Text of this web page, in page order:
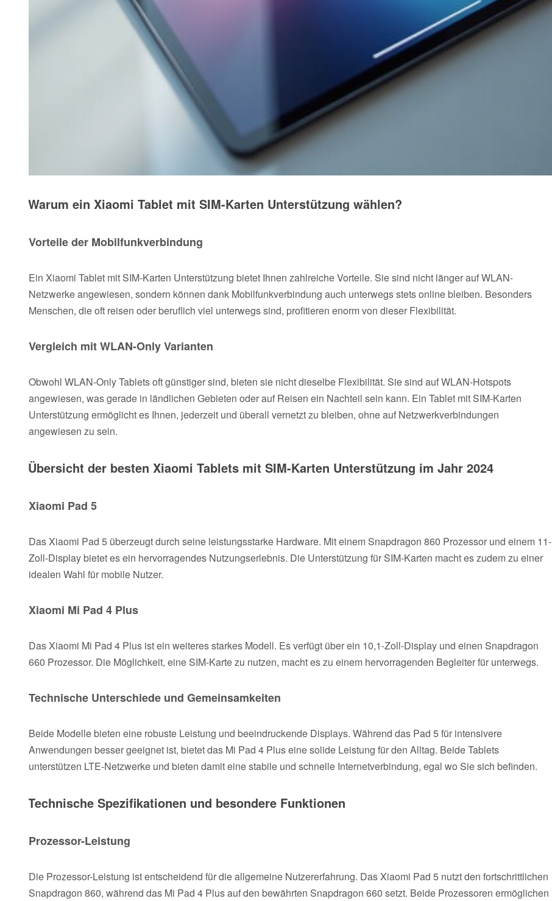
Warum ein Xiaomi Tablet mit SIM-Karten Unterstützung wählen?
Vorteile der Mobilfunkverbindung
Ein Xiaomi Tablet mit SIM-Karten Unterstützung bietet Ihnen zahlreiche Vorteile. Sie sind nicht länger auf WLAN-
Netzwerke angewiesen, sondern können dank Mobilfunkverbindung auch unterwegs stets online bleiben. Besonders
Menschen, die oft reisen oder beruflich viel unterwegs sind, profitieren enorm von dieser Flexibilität.
Vergleich mit WLAN-Only Varianten
Obwohl WLAN-Only Tablets oft günstiger sind, bieten sie nicht dieselbe Flexibilität. Sie sind auf WLAN-Hotspots
angewiesen, was gerade in ländlichen Gebieten oder auf Reisen ein Nachteil sein kann. Ein Tablet mit SIM-Karten
Unterstützung ermöglicht es Ihnen, jederzeit und überall vernetzt zu bleiben, ohne auf Netzwerkverbindungen
angewiesen zu sein.
Übersicht der besten Xiaomi Tablets mit SIM-Karten Unterstützung im Jahr 2024
Xiaomi Pad 5
Das Xiaomi Pad 5 überzeugt durch seine leistungsstarke Hardware. Mit einem Snapdragon 860 Prozessor und einem 11-
Zoll-Display bietet es ein hervorragendes Nutzungserlebnis. Die Unterstützung für SIM-Karten macht es zudem zu einer
idealen Wahl für mobile Nutzer.
Xiaomi Mi Pad 4 Plus
Das Xiaomi Mi Pad 4 Plus ist ein weiteres starkes Modell. Es verfügt über ein 10,1-Zoll-Display und einen Snapdragon
660 Prozessor. Die Möglichkeit, eine SIM-Karte zu nutzen, macht es zu einem hervorragenden Begleiter für unterwegs.
Technische Unterschiede und Gemeinsamkeiten
Beide Modelle bieten eine robuste Leistung und beeindruckende Displays. Während das Pad 5 für intensivere
Anwendungen besser geeignet ist, bietet das Mi Pad 4 Plus eine solide Leistung für den Alltag. Beide Tablets
unterstützen LTE-Netzwerke und bieten damit eine stabile und schnelle Internetverbindung, egal wo Sie sich befinden.
Technische Spezifikationen und besondere Funktionen
Prozessor-Leistung
Die Prozessor-Leistung ist entscheidend für die allgemeine Nutzererfahrung. Das Xiaomi Pad 5 nutzt den fortschrittlichen
Snapdragon 860, während das Mi Pad 4 Plus auf den bewährten Snapdragon 660 setzt. Beide Prozessoren ermöglichen